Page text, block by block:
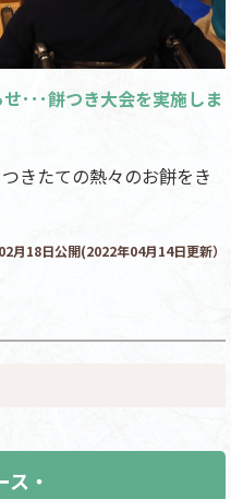
･･･餅つき大会を実施しま
きたての熱々のお餅をき
月18日公開(2022年04月14日更新）
ス・